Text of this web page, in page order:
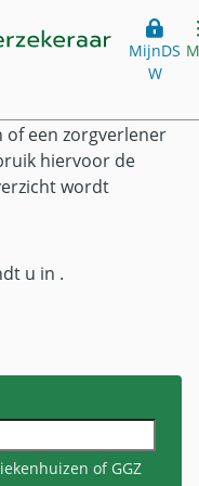
MijnDS
W
is de basis van ons
of een zorgverlener
hiervoor de
wordt
u in .
of GGZ